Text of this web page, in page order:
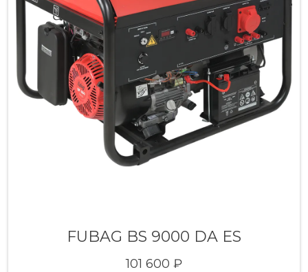
FUBAG BS 9000 DA ES
101 600 ₽